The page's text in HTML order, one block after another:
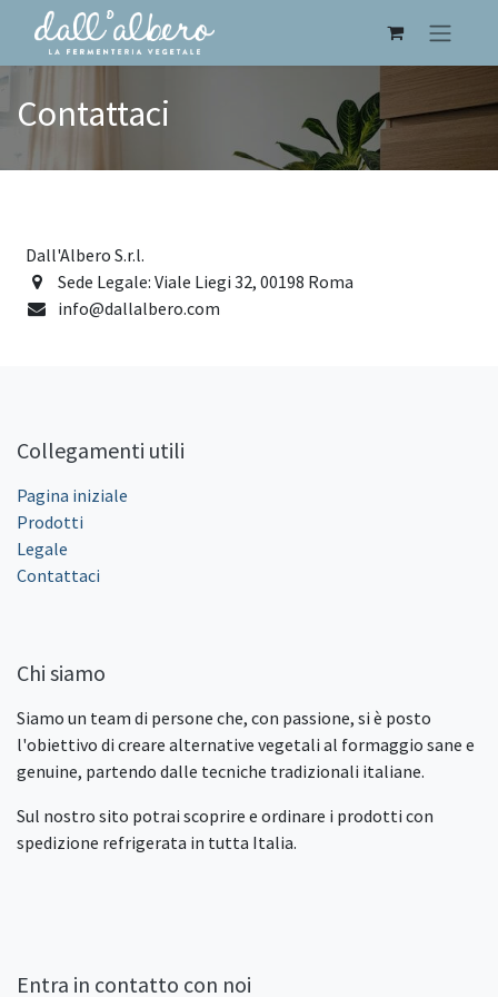
Contattaci
Dall'Albero S.r.l.
Sede Legale: Viale Liegi 32, 00198 Roma
info@dallalbero.com
Collegamenti utili
Pagina iniziale
Prodotti
Legale
Contattaci
Chi siamo
Siamo un team di persone che, con passione, si è posto
l'obiettivo di creare alternative vegetali al formaggio sane e
genuine, partendo dalle tecniche tradizionali italiane.
Sul nostro sito potrai scoprire e ordinare i prodotti con
spedizione refrigerata in tutta Italia.
Entra in contatto con noi